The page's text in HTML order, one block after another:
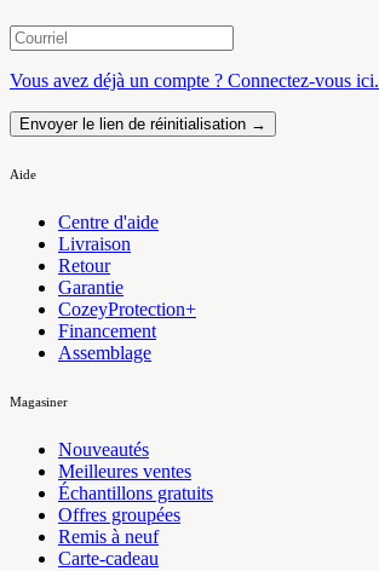
Vous avez déjà un compte ? Connectez-vous ici.
Envoyer le lien de réinitialisation →
Aide
Centre d'aide
Livraison
Retour
Garantie
CozeyProtection+
Financement
Assemblage
Magasiner
Nouveautés
Meilleures ventes
Échantillons gratuits
Offres groupées
Remis à neuf
Carte-cadeau